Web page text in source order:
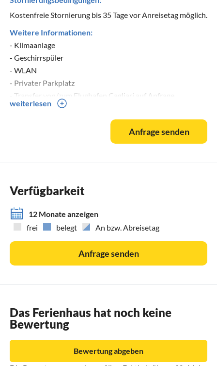
Kostenfreie Stornierung bis 35 Tage vor Anreisetag möglich.
Weitere Informationen:
- Klimaanlage
- Geschirrspüler
- WLAN
- Privater Parkplatz
- Transfer von/zum Flughafen Cagliari auf Anfrage
weiterlesen
Anfrage senden
Verfügbarkeit
12 Monate anzeigen
frei
belegt An bzw. Abreisetag
Anfrage senden
Das Ferienhaus hat noch keine
Bewertung
Bewertung abgeben